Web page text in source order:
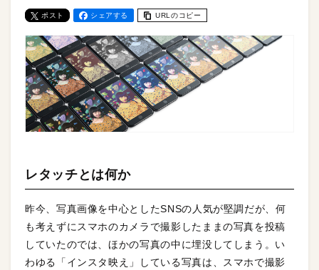
ポスト シェアする URLのコピー
レタッチとは何か
昨今、写真画像を中心としたSNSの人気が堅調だが、何
も考えずにスマホのカメラで撮影したままの写真を投稿
していたのでは、ほかの写真の中に埋没してしまう。い
わゆる「インスタ映え」している写真は、スマホで撮影